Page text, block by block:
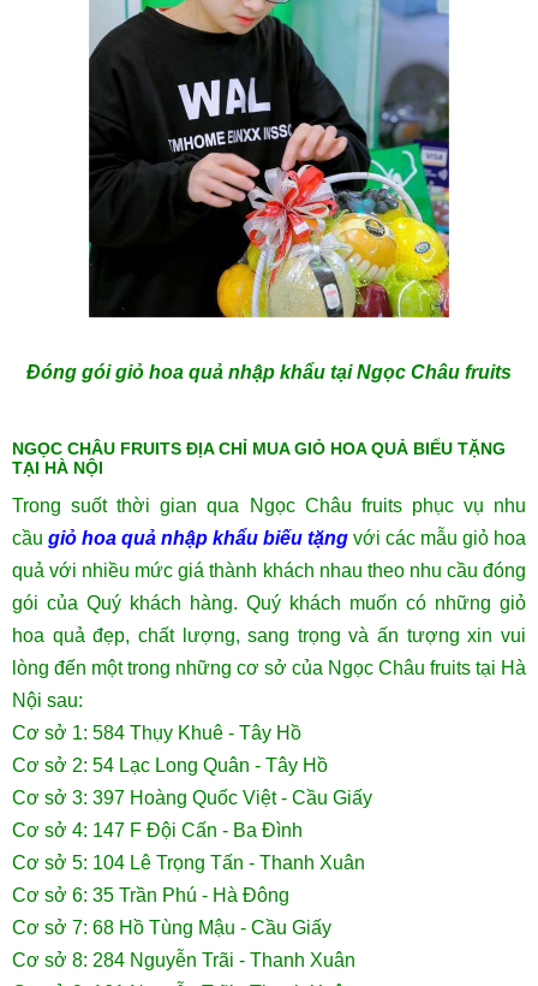
Đóng gói giỏ hoa quả nhập khẩu tại Ngọc Châu fruits
NGỌC CHÂU FRUITS ĐỊA CHỈ MUA GIỎ HOA QUẢ BIẾU TẶNG
TẠI HÀ NỘI
Trong suốt thời gian qua Ngọc Châu fruits phục vụ nhu
cầu giỏ hoa quả nhập khẩu biếu tặng với các mẫu giỏ hoa
quả với nhiều mức giá thành khách nhau theo nhu cầu đóng
gói của Quý khách hàng. Quý khách muốn có những giỏ
hoa quả đẹp, chất lượng, sang trọng và ấn tượng xin vui
lòng đến một trong những cơ sở của Ngọc Châu fruits tại Hà
Nội sau:
Cơ sở 1: 584 Thụy Khuê - Tây Hồ
Cơ sở 2: 54 Lạc Long Quân - Tây Hồ
Cơ sở 3: 397 Hoàng Quốc Việt - Cầu Giấy
Cơ sở 4: 147 F Đội Cấn - Ba Đình
Cơ sở 5: 104 Lê Trọng Tấn - Thanh Xuân
Cơ sở 6: 35 Trần Phú - Hà Đông
Cơ sở 7: 68 Hồ Tùng Mậu - Cầu Giấy
Cơ sở 8: 284 Nguyễn Trãi - Thanh Xuân